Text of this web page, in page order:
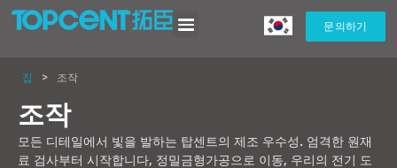
문의하기
집 > 조작
조작
모든 디테일에서 빛을 발하는 탑센트의 제조 우수성. 엄격한 원재
료 검사부터 시작합니다, 정밀금형가공으로 이동, 우리의 전기 도